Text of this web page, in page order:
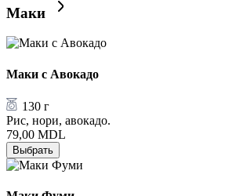
Маки
Маки с Авокадо
130 г
Рис, нори, авокадо.
79,00 MDL
Выбрать